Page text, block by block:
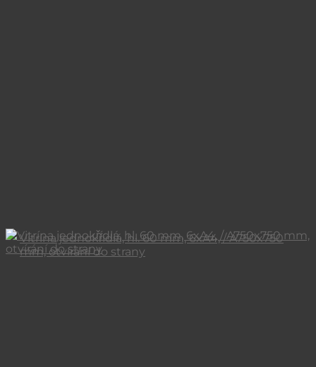
Vitrína jednokřídlá, hl. 60 mm, 6xA4, / A750x750
mm, otvírání do strany